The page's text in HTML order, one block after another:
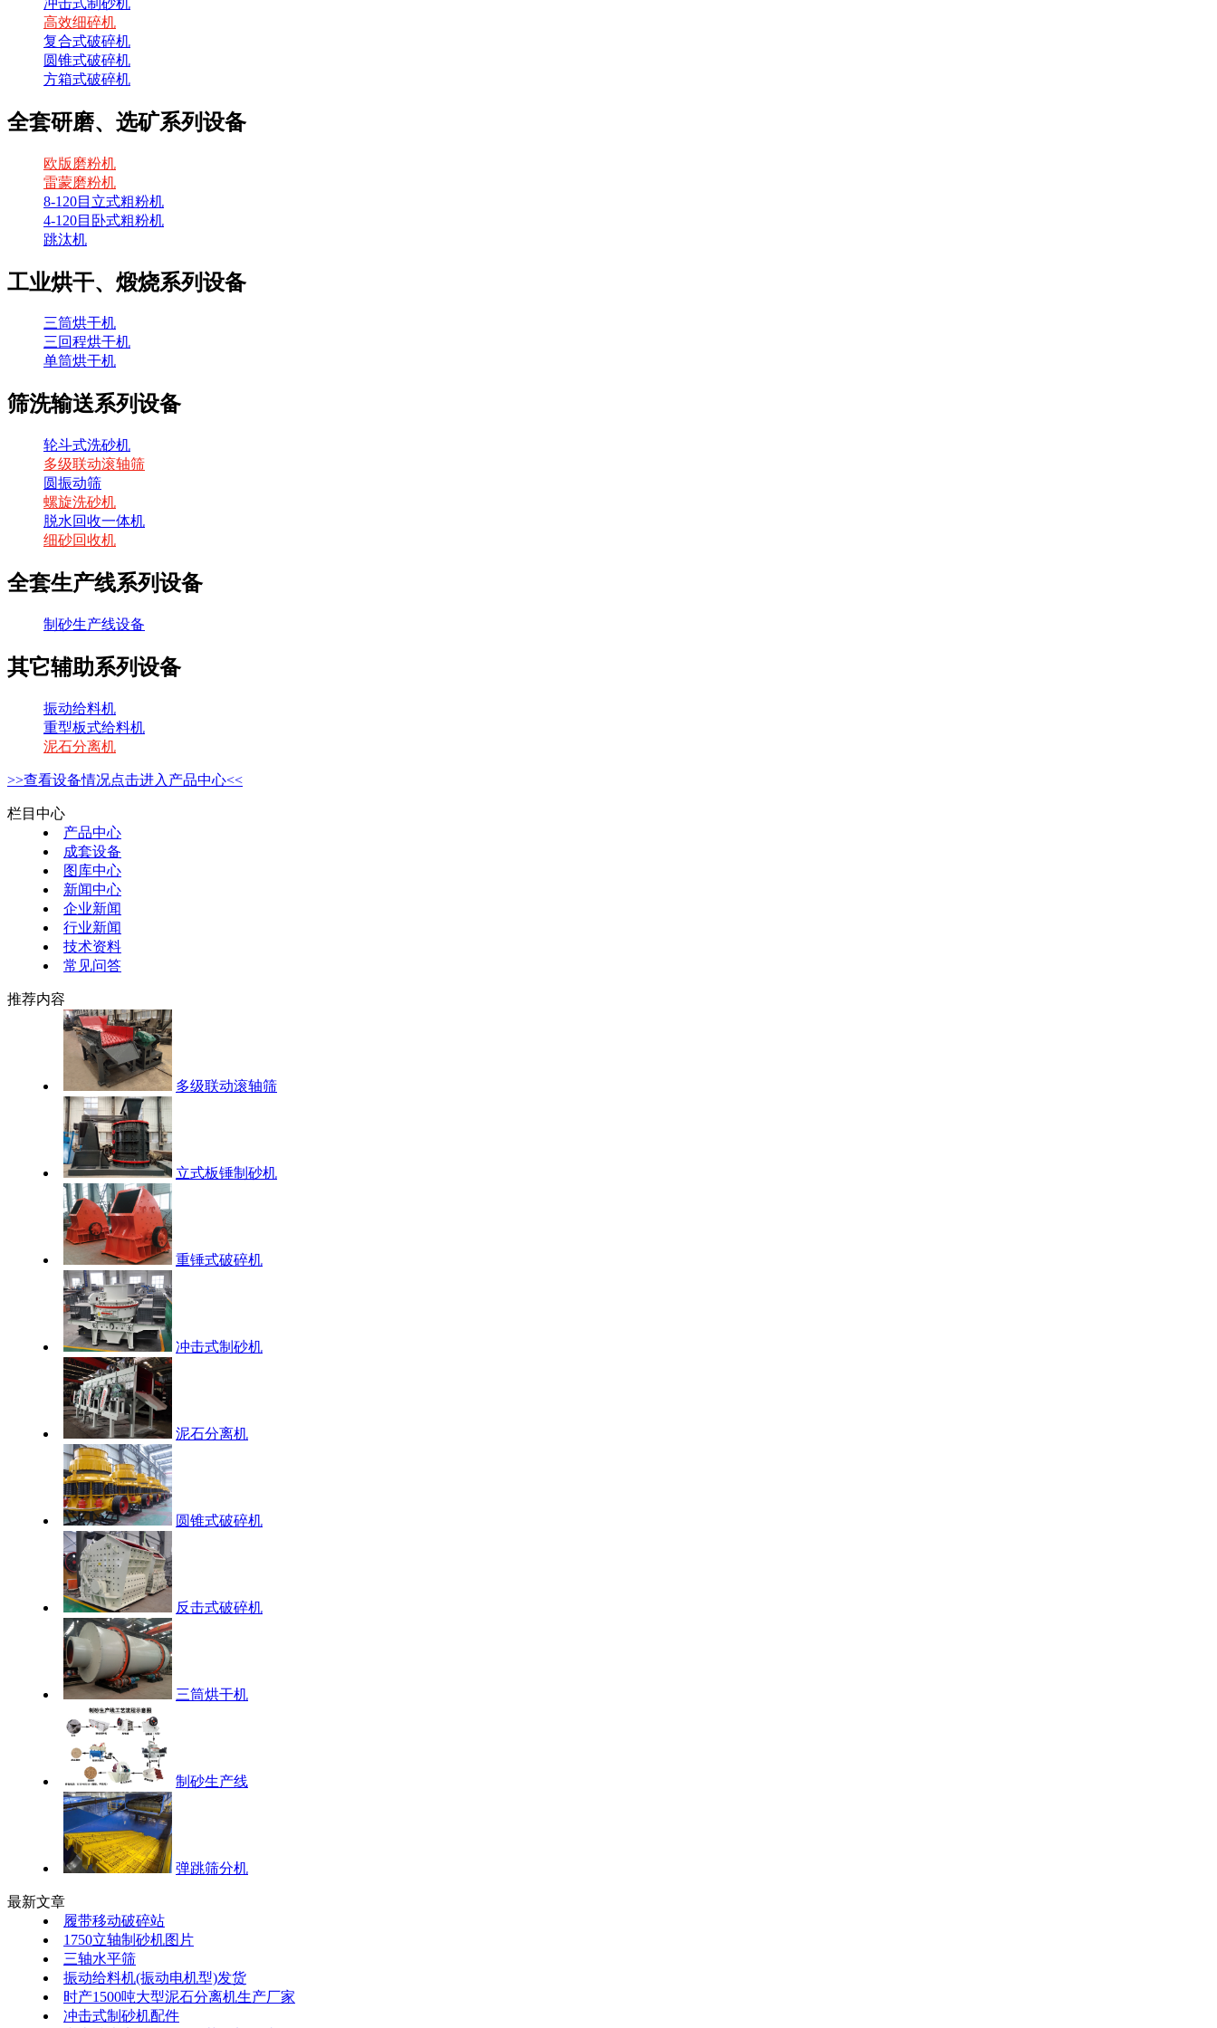
高效细碎机
复合式破碎机
圆锥式破碎机
方箱式破碎机
全套研磨、选矿系列设备
欧版磨粉机
雷蒙磨粉机
8-120目立式粗粉机
4-120目卧式粗粉机
跳汰机
工业烘干、煅烧系列设备
三筒烘干机
三回程烘干机
单筒烘干机
筛洗输送系列设备
轮斗式洗砂机
多级联动滚轴筛
圆振动筛
螺旋洗砂机
脱水回收一体机
细砂回收机
全套生产线系列设备
制砂生产线设备
其它辅助系列设备
振动给料机
重型板式给料机
泥石分离机
>>查看设备情况点击进入产品中心<<
栏目中心
产品中心
成套设备
图库中心
新闻中心
企业新闻
行业新闻
技术资料
常见问答
推荐内容
多级联动滚轴筛
立式板锤制砂机
重锤式破碎机
冲击式制砂机
泥石分离机
圆锥式破碎机
反击式破碎机
三筒烘干机
制砂生产线
弹跳筛分机
最新文章
履带移动破碎站
1750立轴制砂机图片
三轴水平筛
振动给料机(振动电机型)发货
时产1500吨大型泥石分离机生产厂家
冲击式制砂机配件